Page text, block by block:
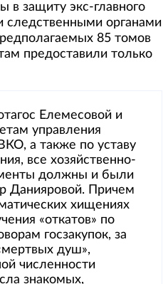
в защиту экс-главного
следственными органами
85 томов
предоставили только
Елемесовой и
управления
а также по уставу
все хозяйственно-
должны и были
Данияровой. Причем
хищениях
«откатов» по
госзакупок, за
душ»,
численности
знакомых,